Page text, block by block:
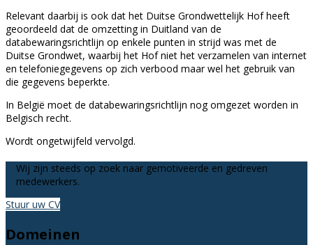
Relevant daarbij is ook dat het Duitse Grondwettelijk Hof heeft
geoordeeld dat de omzetting in Duitland van de
databewaringsrichtlijn op enkele punten in strijd was met de
Duitse Grondwet, waarbij het Hof niet het verzamelen van internet
en telefoniegegevens op zich verbood maar wel het gebruik van
die gegevens beperkte.
In België moet de databewaringsrichtlijn nog omgezet worden in
Belgisch recht.
Wordt ongetwijfeld vervolgd.
Wij zijn steeds op zoek naar gemotiveerde en gedreven
medewerkers.
Stuur uw CV
Domeinen